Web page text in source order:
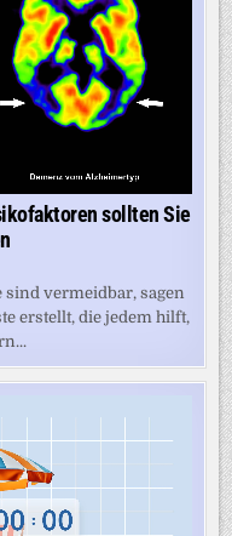
sollten Sie
vermeidbar, sagen
erstellt, die jedem hilft,